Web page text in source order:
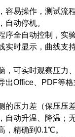
易操作，测试流
自动停机。
全自动控制，实
实时显示，曲线支
可实时观察压力
Office、PDF等格
压力差（保压压
自动升温、降温；
，精确到0.1℃。